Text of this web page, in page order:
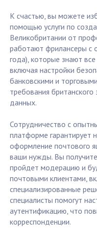
К счастью, вы можете
помощью услуги по
Великобритании от
работают фрилансеры с
года), которые знают
включая настройки
банковскими и
требования
данных.
Сотрудничество с
платформе гарантирует
оформление почтового
ваши нужды. Вы
пройдет модерацию и
почтовыми клиентами,
специализированные
специалисты помогут
аутентификацию, что
корреспонденции.